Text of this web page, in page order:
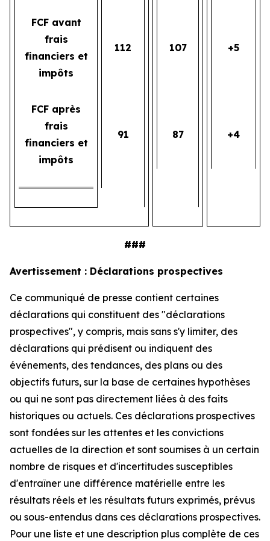
FCF avant
frais
financiers et
impôts
112 107 +5
FCF après
frais
financiers et
impôts
91 87 +4
###
Avertissement : Déclarations prospectives
Ce communiqué de presse contient certaines
déclarations qui constituent des "déclarations
prospectives", y compris, mais sans s'y limiter, des
déclarations qui prédisent ou indiquent des
événements, des tendances, des plans ou des
objectifs futurs, sur la base de certaines hypothèses
ou qui ne sont pas directement liées à des faits
historiques ou actuels. Ces déclarations prospectives
sont fondées sur les attentes et les convictions
actuelles de la direction et sont soumises à un certain
nombre de risques et d'incertitudes susceptibles
d'entraîner une différence matérielle entre les
résultats réels et les résultats futurs exprimés, prévus
ou sous-entendus dans ces déclarations prospectives.
Pour une liste et une description plus complète de ces